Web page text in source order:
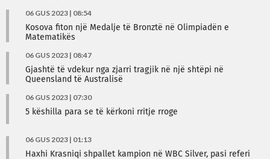
06 GUS 2023 | 08:54
Kosova fiton një Medalje të Bronztë në Olimpiadën e
Matematikës
06 GUS 2023 | 08:47
Gjashtë të vdekur nga zjarri tragjik në një shtëpi në
Queensland të Australisë
06 GUS 2023 | 07:30
5 këshilla para se të kërkoni rritje rroge
06 GUS 2023 | 01:13
Haxhi Krasniqi shpallet kampion në WBC Silver, pasi referi